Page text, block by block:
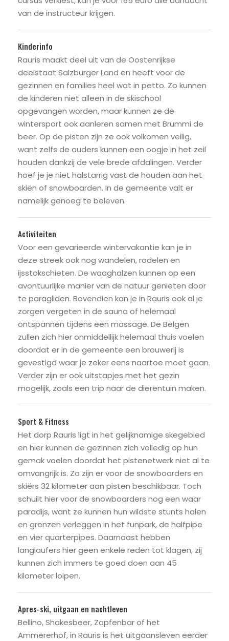
van de instructeur krijgen.
Kinderinfo
Rauris maakt deel uit van de Oostenrijkse
deelstaat Salzburger Land en heeft voor de
gezinnen en families heel wat in petto. Zo kunnen
de kinderen niet alleen in de skischool
opgevangen worden, maar kunnen ze de
wintersport ook aanleren samen met Brummi de
beer. Op de pisten zijn ze ook volkomen veilig,
want zelfs de ouders kunnen een oogje in het zeil
houden dankzij de vele brede afdalingen. Verder
hoef je je niet halstarrig vast de houden aan het
skiën of snowboarden. In de gemeente valt er
namelijk genoeg te beleven.
Activiteiten
Voor een gevarieerde wintervakantie kan je in
deze streek ook nog wandelen, rodelen en
ijsstokschieten. De waaghalzen kunnen op een
avontuurlijke manier van de natuur genieten door
te paragliden. Bovendien kan je in Rauris ook al je
zorgen vergeten in de sauna of helemaal
ontspannen tijdens een massage. De Belgen
zullen zich hier onmiddellijk helemaal thuis voelen
doordat er in de gemeente een brouwerij is
gevestigd waar je zeker eens naartoe moet gaan.
Verder zijn er ook uitstapjes met het gezin
mogelijk, zoals een trip naar de dierentuin maken.
Sport & Fitness
Het dorp Rauris ligt in het gelijknamige skegebied
en hier kunnen de gezinnen zich volledig op hun
gemak voelen doordat het pistenetwerk niet al te
omvangrijk is. Zo zijn er voor de snowboarders en
skiërs 32 kilometer aan pisten beschikbaar. Toch
schuilt hier voor de snowboarders nog een waar
paradijs, want ze kunnen hun wildste stunts halen
en grenzen verleggen in het funpark, de halfpipe
en vier quarterpipes. Daarnaast hebben
langlaufers hier geen enkele reden tot klagen, zij
kunnen zich immers te goed doen aan 45
kilometer loipen.
Apres-ski, uitgaan en nachtleven
Bellino, Shakesbeer, Zapfenbar of het
Ammererhof, in Rauris is het uitgaansleven eerder